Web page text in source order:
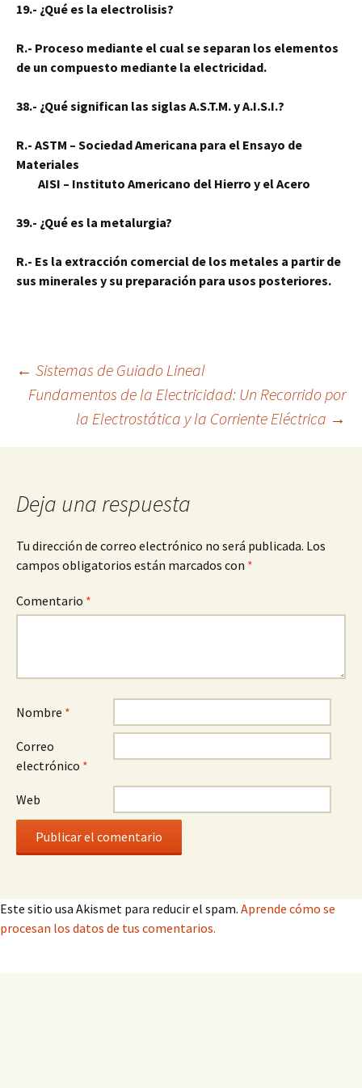
19.- ¿Qué es la electrolisis?
R.- Proceso mediante el cual se separan los elementos
de un compuesto mediante la electricidad.
38.- ¿Qué significan las siglas A.S.T.M. y A.I.S.I.?
R.- ASTM – Sociedad Americana para el Ensayo de
Materiales
AISI – Instituto Americano del Hierro y el Acero
39.- ¿Qué es la metalurgia?
R.- Es la extracción comercial de los metales a partir de
sus minerales y su preparación para usos posteriores.
Navegación
← Sistemas de Guiado Lineal
Fundamentos de la Electricidad: Un Recorrido por
la Electrostática y la Corriente Eléctrica →
Deja una respuesta
Tu dirección de correo electrónico no será publicada. Los
campos obligatorios están marcados con *
Comentario *
Nombre *
Correo
electrónico *
Web
Este sitio usa Akismet para reducir el spam. Aprende cómo se
procesan los datos de tus comentarios.